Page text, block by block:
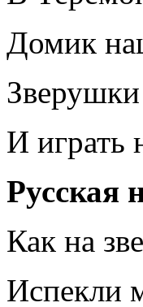
Домик
Зверушки
И играть
Русская
Как на
Испекли